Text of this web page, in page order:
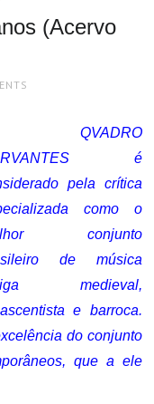
(Acervo
QVADRO
é
pela crítica
como o
conjunto
de música
medieval,
e barroca.
do conjunto
que a ele